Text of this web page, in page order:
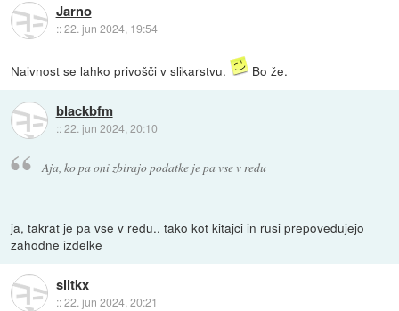
Jarno
::22. jun 2024, 19:54
Naivnost se lahko privošči v slikarstvu. Bo že.
blackbfm
::22. jun 2024, 20:10
Aja, ko pa oni zbirajo podatke je pa vse v redu
ja, takrat je pa vse v redu.. tako kot kitajci in rusi prepovedujejo
zahodne izdelke
slitkx
::22. jun 2024, 20:21